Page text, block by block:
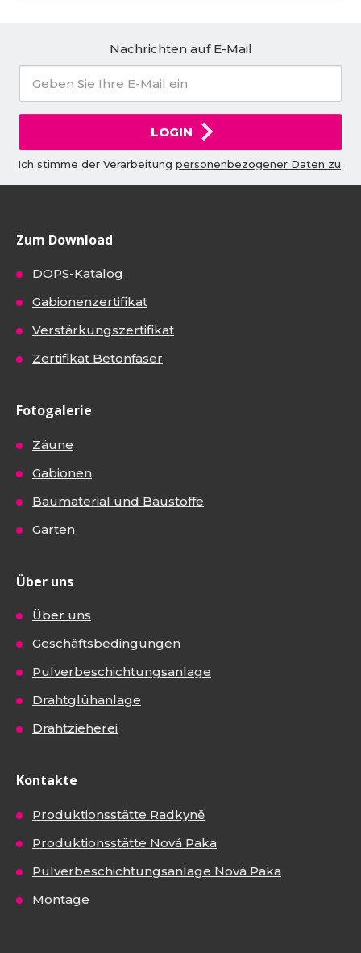
Nachrichten auf E-Mail
LOGIN
Ich stimme der Verarbeitung personenbezogener Daten zu.
Zum Download
DOPS-Katalog
Gabionenzertifikat
Verstärkungszertifikat
Zertifikat Betonfaser
Fotogalerie
Zäune
Gabionen
Baumaterial und Baustoffe
Garten
Über uns
Über uns
Geschäftsbedingungen
Pulverbeschichtungsanlage
Drahtglühanlage
Drahtzieherei
Kontakte
Produktionsstätte Radkyně
Produktionsstätte Nová Paka
Pulverbeschichtungsanlage Nová Paka
Montage